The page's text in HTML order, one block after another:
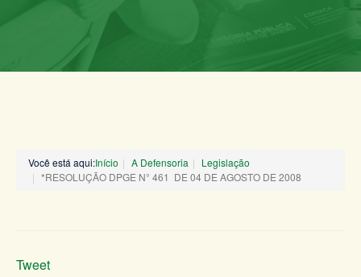
Você está aqui:Início A Defensoria
Legislação
*RESOLUÇÃO DPGE N° 461 DE 04 DE AGOSTO DE 2008
Tweet